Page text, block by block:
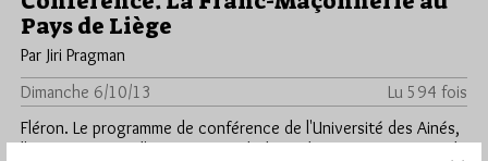
Pays de Liège
Par Jiri Pragman
Dimanche 6/10/13
Lu 594 fois
Fléron. Le programme de conférence de l'Université des Ainés,
l'UDA associée à l'Université Catholique de Louvain, comprend